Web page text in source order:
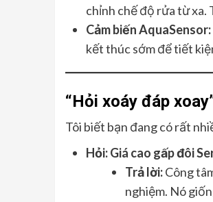
chỉnh chế độ rửa từ xa.
Cảm biến AquaSensor:
kết thúc sớm để tiết
“Hỏi xoáy đáp
Tôi biết bạn đang có rất
Hỏi: Giá cao gấp đôi
Trả lời:Công
nghiệm. Nó